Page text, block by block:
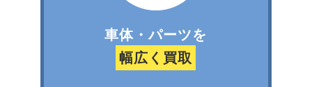
車体・パーツを
幅広く買取